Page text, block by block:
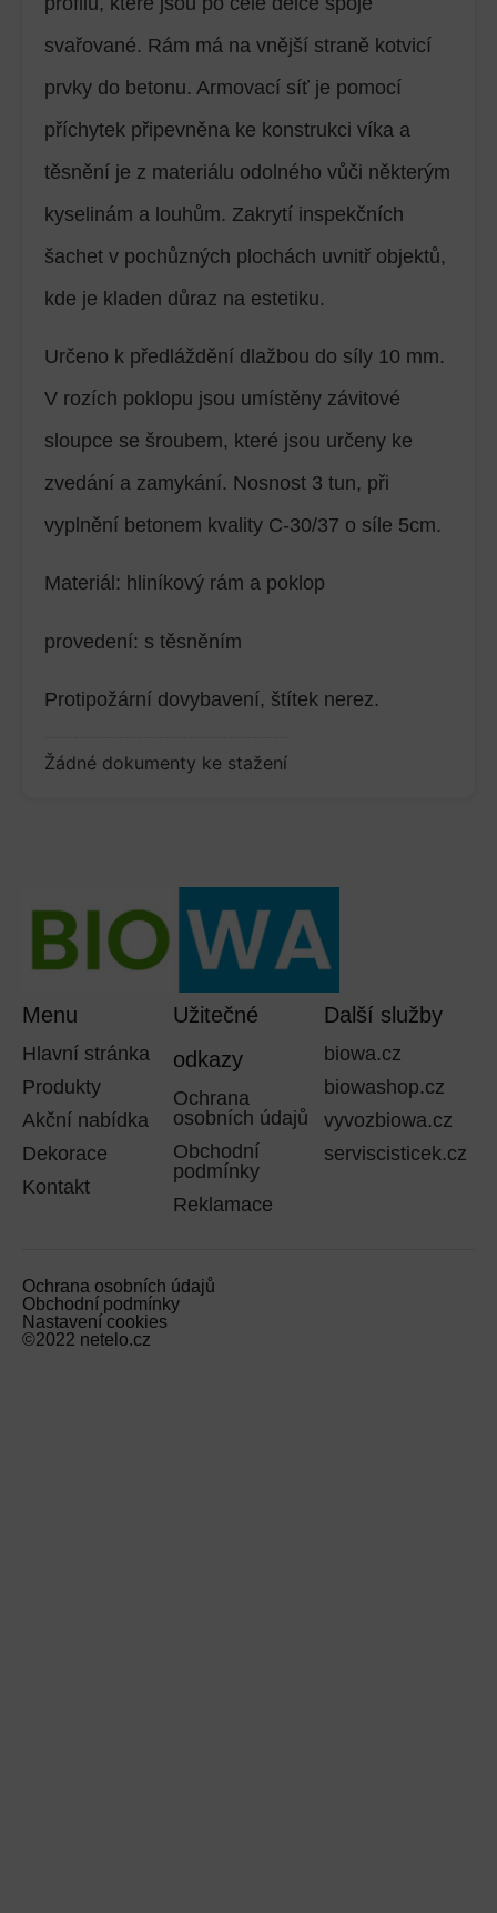
svařované. Rám má na vnější straně kotvicí
prvky do betonu. Armovací síť je pomocí
příchytek připevněna ke konstrukci víka a
těsnění je z materiálu odolného vůči některým
kyselinám a louhům. Zakrytí inspekčních
šachet v pochůzných plochách uvnitř objektů,
kde je kladen důraz na estetiku.
Určeno k předláždění dlažbou do síly 10 mm.
V rozích poklopu jsou umístěny závitové
sloupce se šroubem, které jsou určeny ke
zvedání a zamykání. Nosnost 3 tun, při
vyplnění betonem kvality C-30/37 o síle 5cm.
Materiál: hliníkový rám a poklop
provedení: s těsněním
Protipožární dovybavení, štítek nerez.
Žádné dokumenty ke stažení
Menu
Hlavní stránka
Produkty
Akční nabídka
Dekorace
Kontakt
Užitečné
odkazy
Ochrana
osobních údajů
Obchodní
podmínky
Reklamace
Další služby
biowa.cz
biowashop.cz
vyvozbiowa.cz
serviscisticek.cz
Ochrana osobních údajů
Obchodní podmínky
Nastavení cookies
©2022 netelo.cz